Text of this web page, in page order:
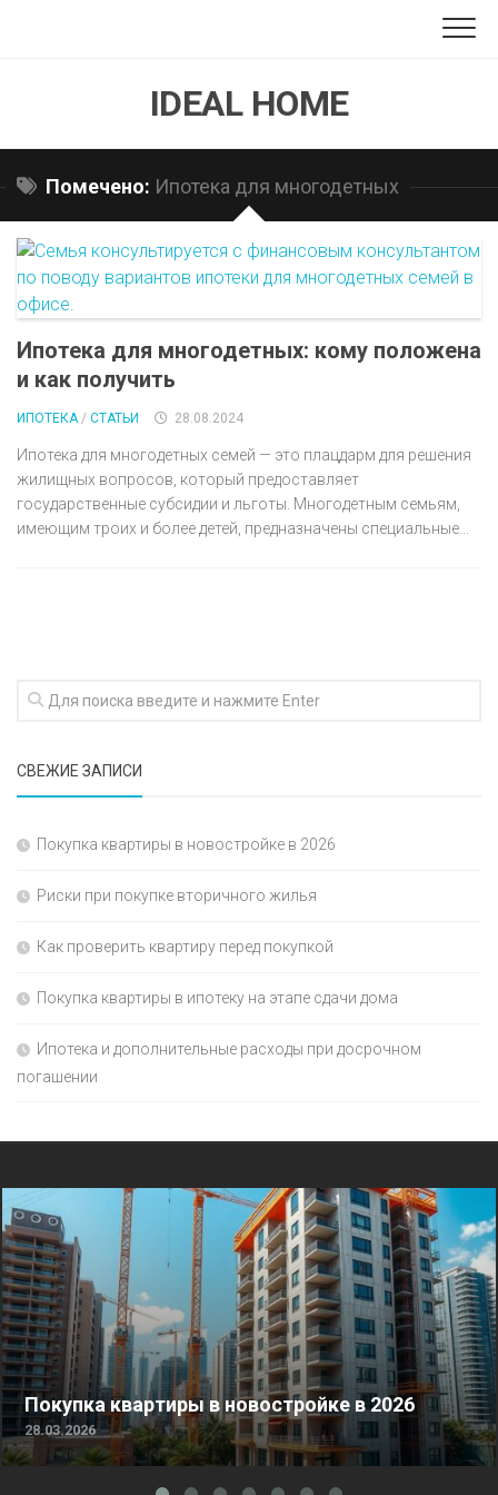
IDEAL HOME
Помечено: Ипотека для многодетных
Ипотека для многодетных: кому положена
и как получить
ИПОТЕКА/ СТАТЬИ 28.08.2024
Ипотека для многодетных семей — это плацдарм для решения
жилищных вопросов, который предоставляет
государственные субсидии и льготы. Многодетным семьям,
имеющим троих и более детей, предназначены специальные...
СВЕЖИЕ ЗАПИСИ
Покупка квартиры в новостройке в 2026
Риски при покупке вторичного жилья
Как проверить квартиру перед покупкой
Покупка квартиры в ипотеку на этапе сдачи дома
Ипотека и дополнительные расходы при досрочном
погашении
Покупка квартиры в новостройке в 2026
28.03.2026